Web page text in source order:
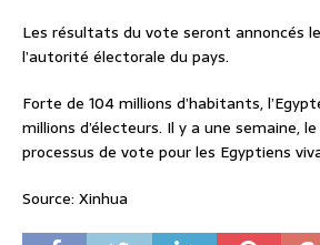
Les résultats du vote seront annoncés
l’autorité électorale du pays.
Forte de 104 millions d’habitants,
millions d’électeurs. Il y a une semaine,
processus de vote pour les Egyptiens
Source: Xinhua